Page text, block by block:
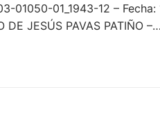
01050-01_1943-12 –
DE JESÚS PAVAS PATIÑO